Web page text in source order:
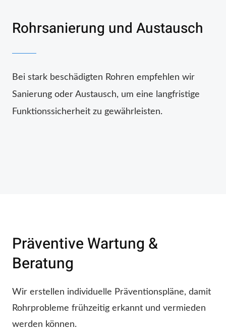
Rohrsanierung und Austausch
Bei stark beschädigten Rohren empfehlen wir
Sanierung oder Austausch, um eine langfristige
Funktionssicherheit zu gewährleisten.
Präventive Wartung &
Beratung
Wir erstellen individuelle Präventionspläne, damit
Rohrprobleme frühzeitig erkannt und vermieden
werden können.